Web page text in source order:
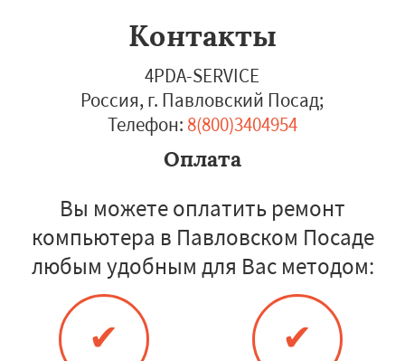
Контакты
4PDA-SERVICE
Россия, г. Павловский Посад;
Телефон: 8(800)3404954
Оплата
Вы можете оплатить ремонт
компьютера в Павловском Посаде
любым удобным для Вас методом:
✔ ✔